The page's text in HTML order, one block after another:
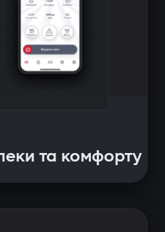
та комфорту